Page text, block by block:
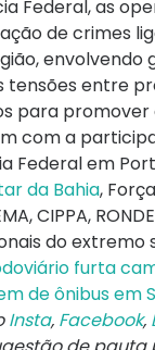
Federal, as
de crimes
envolvendo
tensões entre
para promover
com a
Federal em
da Bahia,
CIPPA,
do extremo
furta
de ônibus em
Insta, Facebook,